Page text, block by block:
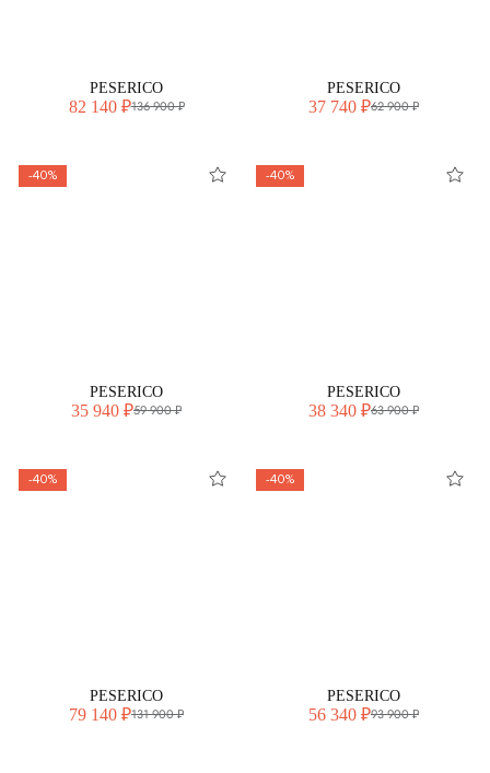
PESERICO
82 140 ₽136 900 ₽
PESERICO
37 740 ₽62 900 ₽
-40%
PESERICO
35 940 ₽59 900 ₽
-40%
PESERICO
38 340 ₽63 900 ₽
-40%
PESERICO
79 140 ₽131 900 ₽
-40%
PESERICO
56 340 ₽93 900 ₽